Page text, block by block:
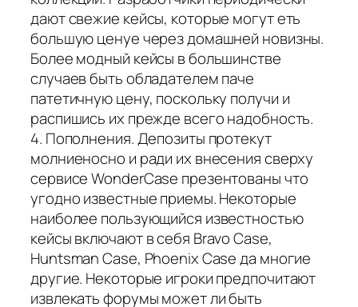
дают свежие кейсы, которые могут еть
большую ценуе через домашней новизны.
Более модный кейсы в большинстве
случаев быть обладателем паче
патетичную цену, поскольку получи и
распишись их прежде всего надобность.
4. Пополнения. Депозиты протекут
молниеносно и ради их внесения сверху
сервисе WonderCase презентованы что
угодно известные приемы. Некоторые
наиболее пользующийся известностью
кейсы включают в себя Bravo Case,
Huntsman Case, Phoenix Case да многие
другие. Некоторые игроки предпочитают
извлекать форумы может ли быть